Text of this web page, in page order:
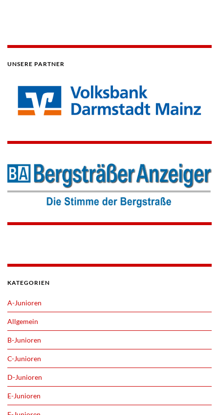
UNSERE PARTNER
KATEGORIEN
A-Junioren
Allgemein
B-Junioren
C-Junioren
D-Junioren
E-Junioren